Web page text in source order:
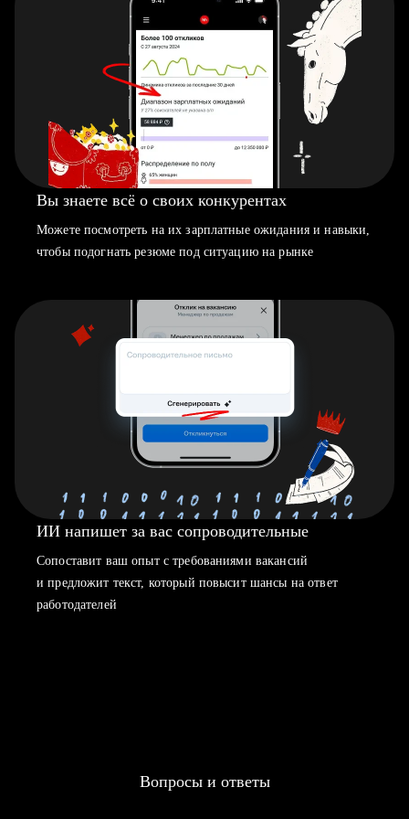
Вы знаете всё о своих конкурентах
Можете посмотреть на их зарплатные ожидания и навыки,
чтобы подогнать резюме под ситуацию на рынке
ИИ напишет за вас сопроводительные
Сопоставит ваш опыт с требованиями вакансий
и предложит текст, который повысит шансы на ответ
работодателей
Вопросы и ответы